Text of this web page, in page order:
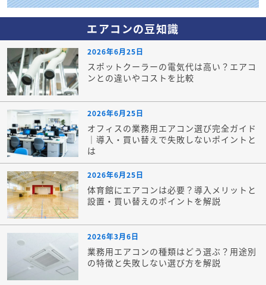
エアコンの豆知識
2026年6月25日
スポットクーラーの電気代は高い？エアコ
ンとの違いやコストを比較
2026年6月25日
オフィスの業務用エアコン選び完全ガイド
｜導入・買い替えで失敗しないポイントと
は
2026年6月25日
体育館にエアコンは必要？導入メリットと
設置・買い替えのポイントを解説
2026年3月6日
業務用エアコンの種類はどう選ぶ？用途別
の特徴と失敗しない選び方を解説